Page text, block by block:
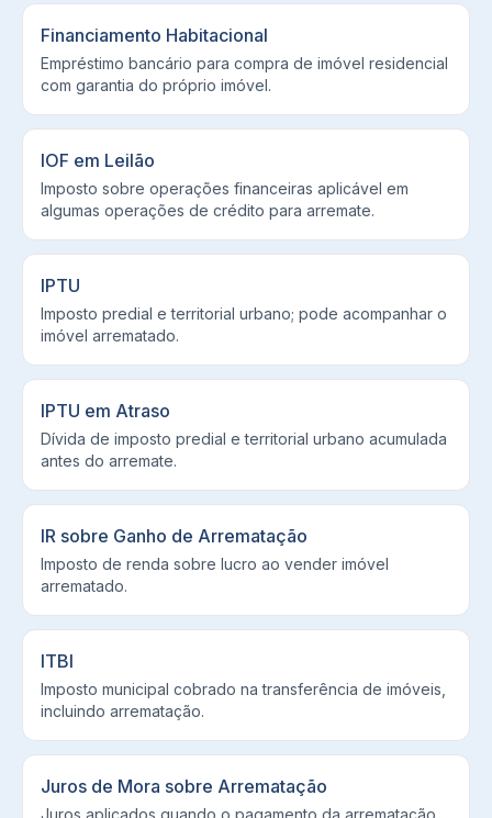
Financiamento Habitacional
Empréstimo bancário para compra de imóvel residencial
com garantia do próprio imóvel.
IOF em Leilão
Imposto sobre operações financeiras aplicável em
algumas operações de crédito para arremate.
IPTU
Imposto predial e territorial urbano; pode acompanhar o
imóvel arrematado.
IPTU em Atraso
Dívida de imposto predial e territorial urbano acumulada
antes do arremate.
IR sobre Ganho de Arrematação
Imposto de renda sobre lucro ao vender imóvel
arrematado.
ITBI
Imposto municipal cobrado na transferência de imóveis,
incluindo arrematação.
Juros de Mora sobre Arrematação
Juros aplicados quando o pagamento da arrematação